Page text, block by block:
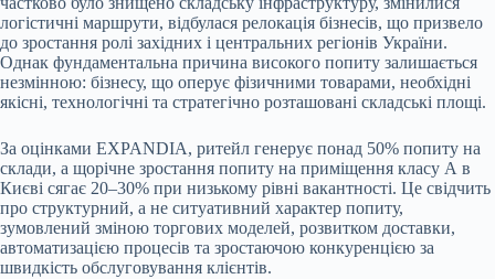
логістичні маршрути, відбулася релокація бізнесів, що призвело
до зростання ролі західних і центральних регіонів України.
Однак фундаментальна причина високого попиту залишається
незмінною: бізнесу, що оперує фізичними товарами, необхідні
якісні, технологічні та стратегічно розташовані складські площі.
За оцінками EXPANDIA, ритейл генерує понад 50% попиту на
склади, а щорічне зростання попиту на приміщення класу А в
Києві сягає 20–30% при низькому рівні вакантності. Це свідчить
про структурний, а не ситуативний характер попиту,
зумовлений зміною торгових моделей, розвитком доставки,
автоматизацією процесів та зростаючою конкуренцією за
швидкість обслуговування клієнтів.